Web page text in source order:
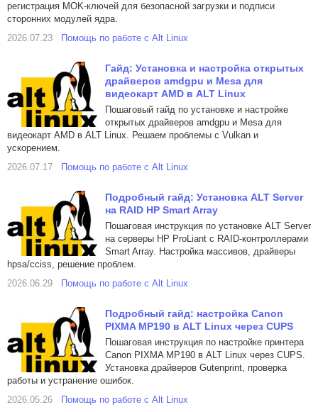
регистрация MOK-ключей для безопасной загрузки и подписи
сторонних модулей ядра.
2026.07.23
Помощь по работе с Alt Linux
Гайд: Установка и настройка открытых
драйверов amdgpu и Mesa для
видеокарт AMD в ALT Linux
Пошаговый гайд по установке и настройке
открытых драйверов amdgpu и Mesa для
видеокарт AMD в ALT Linux. Решаем проблемы с Vulkan и
ускорением.
2026.07.17
Помощь по работе с Alt Linux
Подробный гайд: Установка ALT Server
на RAID HP Smart Array
Пошаговая инструкция по установке ALT Server
на серверы HP ProLiant с RAID-контроллерами
Smart Array. Настройка массивов, драйверы
hpsa/cciss, решение проблем.
2026.06.29
Помощь по работе с Alt Linux
Подробный гайд: настройка Canon
PIXMA MP190 в ALT Linux через CUPS
Пошаговая инструкция по настройке принтера
Canon PIXMA MP190 в ALT Linux через CUPS.
Установка драйверов Gutenprint, проверка
работы и устранение ошибок.
2026.05.26
Помощь по работе с Alt Linux